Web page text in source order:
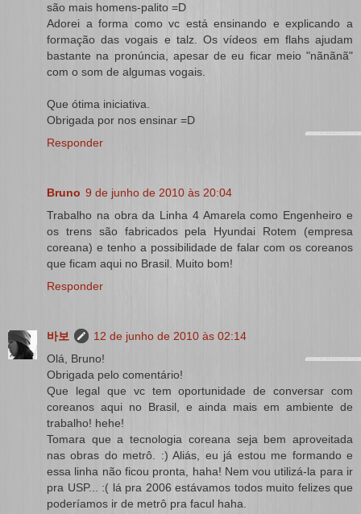
são mais homens-palito =D
Adorei a forma como vc está ensinando e explicando a
formação das vogais e talz. Os vídeos em flahs ajudam
bastante na pronúncia, apesar de eu ficar meio "nãnãnã"
com o som de algumas vogais.
Que ótima iniciativa.
Obrigada por nos ensinar =D
Responder
Bruno 9 de junho de 2010 às 20:04
Trabalho na obra da Linha 4 Amarela como Engenheiro e
os trens são fabricados pela Hyundai Rotem (empresa
coreana) e tenho a possibilidade de falar com os coreanos
que ficam aqui no Brasil. Muito bom!
Responder
바보
12 de junho de 2010 às 02:14
Olá, Bruno!
Obrigada pelo comentário!
Que legal que vc tem oportunidade de conversar com
coreanos aqui no Brasil, e ainda mais em ambiente de
trabalho! hehe!
Tomara que a tecnologia coreana seja bem aproveitada
nas obras do metrô. :) Aliás, eu já estou me formando e
essa linha não ficou pronta, haha! Nem vou utilizá-la para ir
pra USP... :( lá pra 2006 estávamos todos muito felizes que
poderíamos ir de metrô pra facul haha.